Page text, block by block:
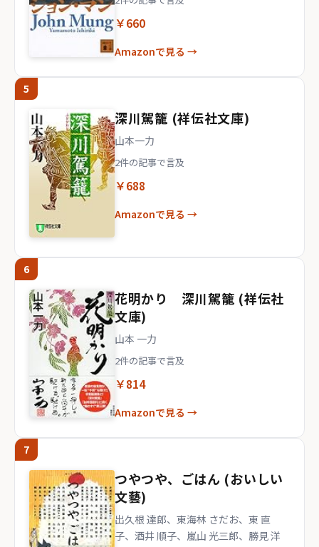
￥660
Amazonで見る →
5
深川駕籠 (祥伝社文庫)
山本一力
2件の記事で言及
￥688
Amazonで見る →
6
花明かり 深川駕籠 (祥伝社
文庫)
山本 一力
2件の記事で言及
￥814
Amazonで見る →
7
つやつや、ごはん (おいしい
文藝)
出久根 達郎、東海林 さだお、東 直
子、酒井 順子、嵐山 光三郎、勝見 洋